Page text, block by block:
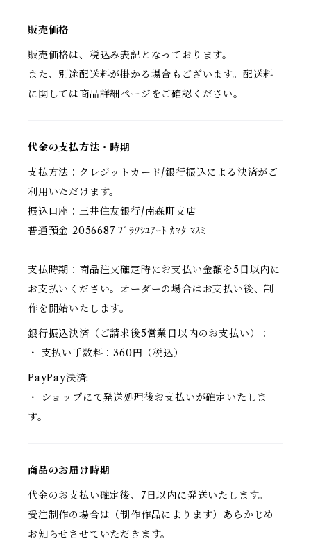
販売価格
販売価格は、税込み表記となっております。
また、別途配送料が掛かる場合もございます。配送料
に関しては商品詳細ページをご確認ください。
代金の支払方法・時期
支払方法：クレジットカード/銀行振込による決済がご
利用いただけます。
振込口座：三井住友銀行/南森町支店
普通預金 2056687 ﾌﾞﾗﾂｼﾕｱｰﾄ ｶﾏﾀ ﾏｽﾐ
支払時期：商品注文確定時にお支払い金額を5日以内に
お支払いください。オーダーの場合はお支払い後、制
作を開始いたします。
銀行振込決済（ご請求後5営業日以内のお支払い）：
・ 支払い手数料：360円（税込）
PayPay決済:
・ ショップにて発送処理後お支払いが確定いたしま
す。
商品のお届け時期
代金のお支払い確定後、7日以内に発送いたします。
受注制作の場合は（制作作品によります）あらかじめ
お知らせさせていただきます。